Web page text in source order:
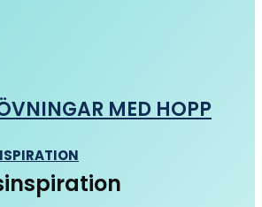
MED HOPP